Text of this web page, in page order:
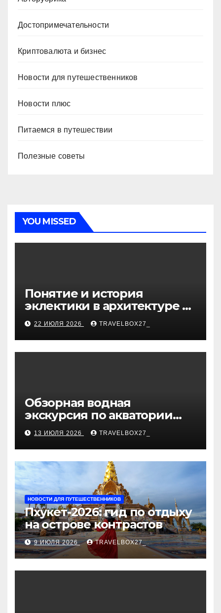
Достопримечательности
Криптовалюта и бизнес
Новости для путешественников
Новости плюс
Питаемся в путешествии
Полезные советы
YOU MISSED
Понятие и история
эклектики в архитектуре и
дизайне интерьеров
22 ИЮЛЯ 2026 TRAVELBOX27_
Обзорная водная
экскурсия по акватории
бухты Песчаная
13 ИЮЛЯ 2026 TRAVELBOX27_
НОВОСТИ ДЛЯ ПУТЕШЕСТВЕННИКОВ
Пхукет-2026: гид по отдыху
на острове контрастов
9 ИЮЛЯ 2026 TRAVELBOX27_